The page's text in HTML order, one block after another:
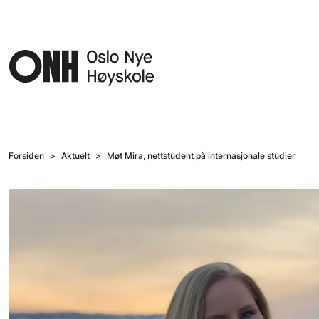
Forsiden Aktuelt Møt Mira, nettstudent på internasjonale studier